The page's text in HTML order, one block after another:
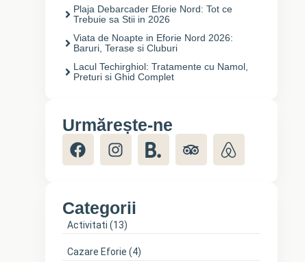
Plaja Debarcader Eforie Nord: Tot ce
Trebuie sa Stii in 2026
Viata de Noapte in Eforie Nord 2026:
Baruri, Terase si Cluburi
Lacul Techirghiol: Tratamente cu Namol,
Preturi si Ghid Complet
Urmărește-ne
Categorii
Activitati (13)
Cazare Eforie (4)